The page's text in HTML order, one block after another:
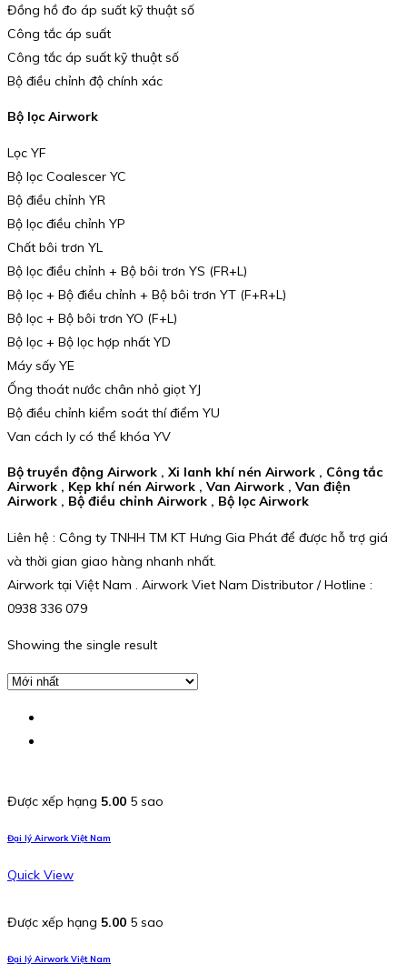
Đồng hồ đo áp suất kỹ thuật số
Công tắc áp suất
Công tắc áp suất kỹ thuật số
Bộ điều chỉnh độ chính xác
Bộ lọc Airwork
Lọc YF
Bộ lọc Coalescer YC
Bộ điều chỉnh YR
Bộ lọc điều chỉnh YP
Chất bôi trơn YL
Bộ lọc điều chỉnh + Bộ bôi trơn YS (FR+L)
Bộ lọc + Bộ điều chỉnh + Bộ bôi trơn YT (F+R+L)
Bộ lọc + Bộ bôi trơn YO (F+L)
Bộ lọc + Bộ lọc hợp nhất YD
Máy sấy YE
Ống thoát nước chân nhỏ giọt YJ
Bộ điều chỉnh kiểm soát thí điểm YU
Van cách ly có thể khóa YV
Bộ truyền động Airwork , Xi lanh khí nén Airwork , Công tắc
Airwork , Kẹp khí nén Airwork , Van Airwork , Van điện
Airwork , Bộ điều chỉnh Airwork , Bộ lọc Airwork
Liên hệ : Công ty TNHH TM KT Hưng Gia Phát để được hỗ trợ giá
và thời gian giao hàng nhanh nhất.
Airwork tại Việt Nam . Airwork Viet Nam Distributor / Hotline :
0938 336 079
Showing the single result
Được xếp hạng 5.00 5 sao
Đại lý Airwork Việt Nam
Quick View
Được xếp hạng 5.00 5 sao
Đại lý Airwork Việt Nam